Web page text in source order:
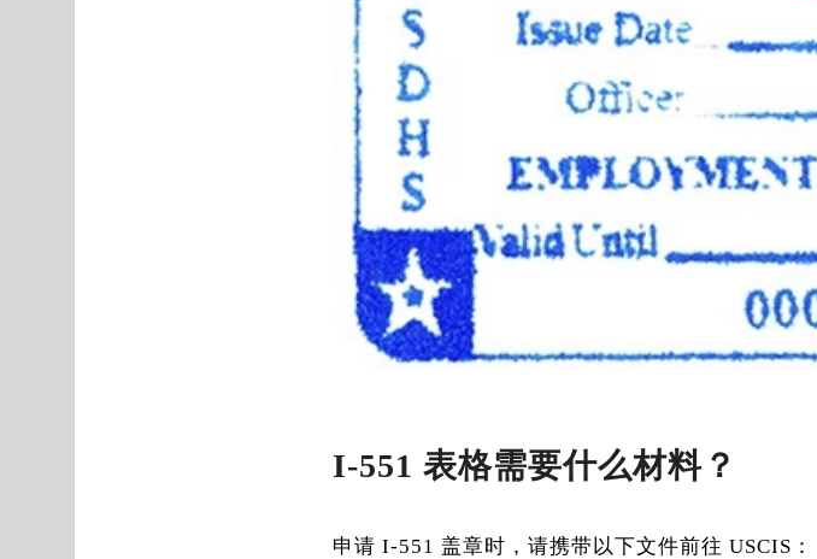
I-551 表格需要什么材料？
申请 I-551 盖章时，请携带以下文件前往 USCIS：